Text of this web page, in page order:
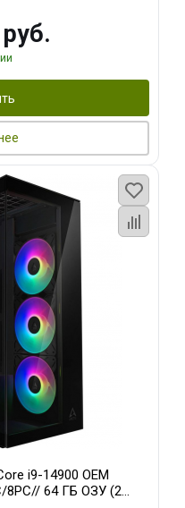
i9-14900 OEM
8PC// 64 ГБ ОЗУ (2